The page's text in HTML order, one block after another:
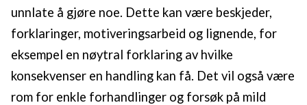
unnlate å gjøre noe. Dette kan være beskjeder,
forklaringer, motiveringsarbeid og lignende, for
eksempel en nøytral forklaring av hvilke
konsekvenser en handling kan få. Det vil også være
rom for enkle forhandlinger og forsøk på mild